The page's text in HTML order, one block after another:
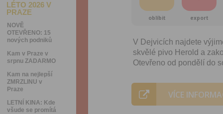
LÉTO 2026 V
PRAZE
NOVĚ
OTEVŘENO: 15
nových podniků
Kam v Praze v
srpnu ZADARMO
Kam na nejlepší
ZMRZLINU v
Praze
LETNÍ KINA: Kde
všude se promítá
oblíbit export
V Dejvicích najdete
skvělé pivo Herold a
Otevřeno od pondělí do
VÍCE